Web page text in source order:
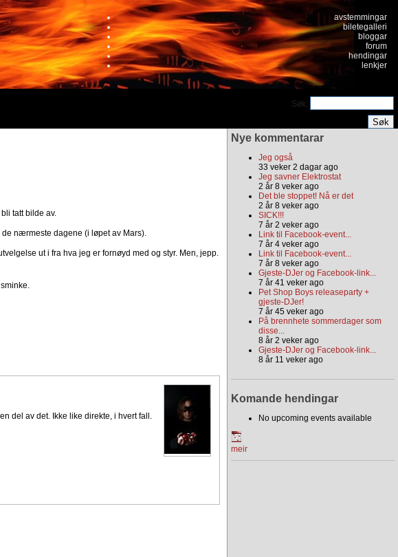
avstemmingar
biletegalleri
bloggar
forum
hendingar
lenkjer
Søk:
tatt bilde av.
nærmeste dagene (i løpet av Mars).
ut i fra hva jeg er fornøyd med og styr. Men, jepp.
del av det. Ikke like direkte, i hvert fall.
Nye kommentarar
Jeg også
33 veker 2 dagar ago
Jeg savner Elektrostat
2 år 8 veker ago
Det ble stoppet! Nå er det
2 år 8 veker ago
SICK!!!
7 år 2 veker ago
Link til Facebook-event...
7 år 4 veker ago
Link til Facebook-event...
7 år 8 veker ago
Gjeste-DJer og Facebook-link...
7 år 41 veker ago
Pet Shop Boys releaseparty +
gjeste-DJer!
7 år 45 veker ago
På brennhete sommerdager som
disse...
8 år 2 veker ago
Gjeste-DJer og Facebook-link...
8 år 11 veker ago
Komande hendingar
No upcoming events available
meir